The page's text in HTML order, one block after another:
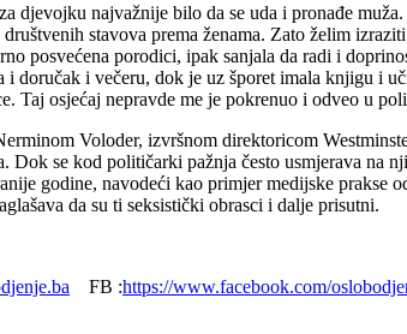
djevojku najvažnije bilo da se uda i pronađe
stavova prema ženama. Zato želim
posvećena porodici, ipak sanjala da radi i
i doručak i večeru, dok je uz šporet imala knjigu i
Taj osjećaj nepravde me je pokrenuo i odveo u
Voloder, izvršnom direktoricom
Dok se kod političarki pažnja često usmjerava na
godine, navodeći kao primjer medijske prakse
da su ti seksistički obrasci i dalje prisutni.
FB :https://www.facebook.com/